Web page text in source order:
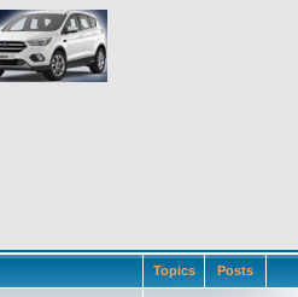
Topics Posts